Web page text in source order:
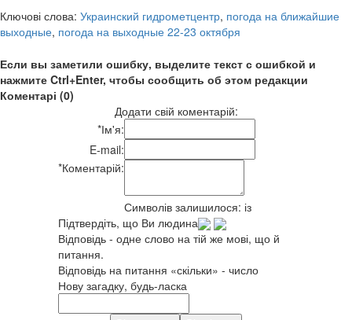
Ключові слова: Украинский гидрометцентр, погода на ближайшие
выходные, погода на выходные 22-23 октября
Если вы заметили ошибку, выделите текст с ошибкой и
нажмите Ctrl+Enter, чтобы сообщить об этом редакции
Коментарі (0)
Додати свій коментарій:
*Ім'я:
E-mail:
*Коментарій:
Символів залишилося: із
Підтвердіть, що Ви людина
Відповідь - одне слово на тій же мові, що й
питання.
Відповідь на питання «скільки» - число
Нову загадку, будь-ласка